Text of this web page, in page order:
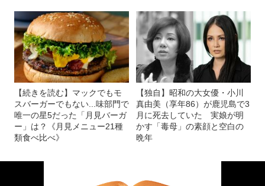
【続きを読む】マックでもモ
スバーガーでもない...味部門で
唯一の星5だった「月見バーガ
ー」は？《月見メニュー21種
類食べ比べ》
【独自】昭和の大女優・小川
真由美（享年86）が鹿児島で3
月に死去していた 実娘が明
かす「毒母」の素顔と空白の
晩年